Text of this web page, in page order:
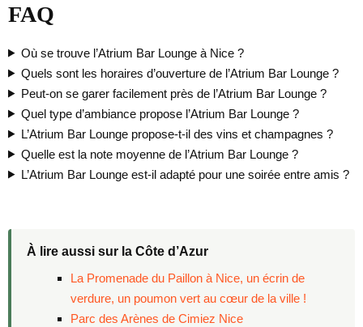
FAQ
Où se trouve l’Atrium Bar Lounge à Nice ?
Quels sont les horaires d’ouverture de l’Atrium Bar Lounge ?
Peut-on se garer facilement près de l’Atrium Bar Lounge ?
Quel type d’ambiance propose l’Atrium Bar Lounge ?
L’Atrium Bar Lounge propose-t-il des vins et champagnes ?
Quelle est la note moyenne de l’Atrium Bar Lounge ?
L’Atrium Bar Lounge est-il adapté pour une soirée entre amis ?
À lire aussi sur la Côte d’Azur
La Promenade du Paillon à Nice, un écrin de
verdure, un poumon vert au cœur de la ville !
Parc des Arènes de Cimiez Nice